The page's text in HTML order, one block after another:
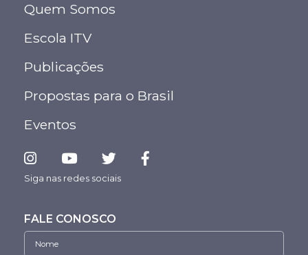
Quem Somos
Escola ITV
Publicações
Propostas para o Brasil
Eventos
Siga nas redes sociais
FALE CONOSCO